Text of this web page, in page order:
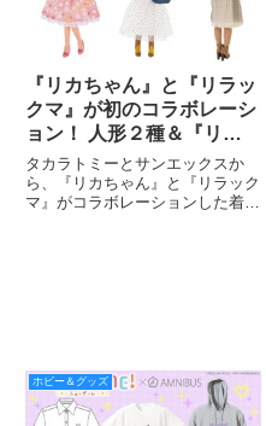
『リカちゃん』と『リラッ
クマ』が初のコラボレーシ
ョン！ 人形２種＆『リカ
ちゃん』とおそろいのリュ
ックが登場です！
タカラトミーとサンエックスか
ら、『リカちゃん』と『リラック
マ』がコラボレーションした着せ
ホビー＆グッズ